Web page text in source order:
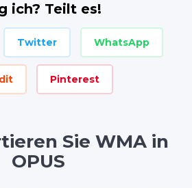
ich? Teilt es!
Twitter WhatsApp
Pinterest
Sie WMA in
OPUS